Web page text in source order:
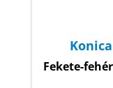
Fekete-